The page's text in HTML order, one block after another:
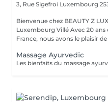
3, Rue Sigefroi Luxembourg
Bienvenue chez BEAUTY Z
Luxembourg Villé Avec 20 ans d'expérience en Russie et en
France, nous avons le plaisir de
Massage Ayurvedic